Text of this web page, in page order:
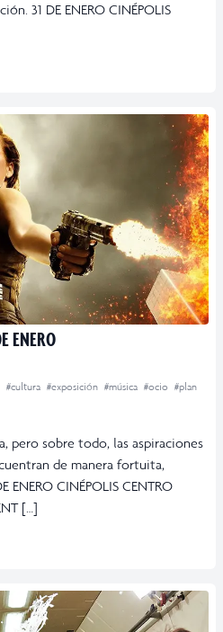
31 DE ENERO CINÉPOLIS
ENERO
#cultura #exposición #música #ocio #plan
pero sobre todo, las aspiraciones
de manera fortuita,
CINÉPOLIS CENTRO
[…]